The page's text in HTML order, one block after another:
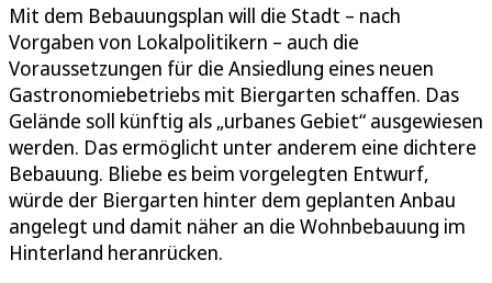
Mit dem Bebauungsplan will die Stadt – nach
Vorgaben von Lokalpolitikern – auch die
Voraussetzungen für die Ansiedlung eines neuen
Gastronomiebetriebs mit Biergarten schaffen. Das
Gelände soll künftig als „urbanes Gebiet“ ausgewiesen
werden. Das ermöglicht unter anderem eine dichtere
Bebauung. Bliebe es beim vorgelegten Entwurf,
würde der Biergarten hinter dem geplanten Anbau
angelegt und damit näher an die Wohnbebauung im
Hinterland heranrücken.